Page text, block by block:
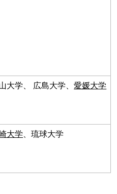
大学、 広島大学、愛媛大学
大学 、琉球大学